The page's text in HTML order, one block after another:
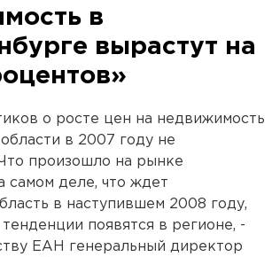
в
вырастут на
о росте цен на недвижимость
в 2007 году не
произошло на рынке
самом деле, что ждет
в наступившем 2008 году,
появятся в регионе, -
ЕАН генеральный директор